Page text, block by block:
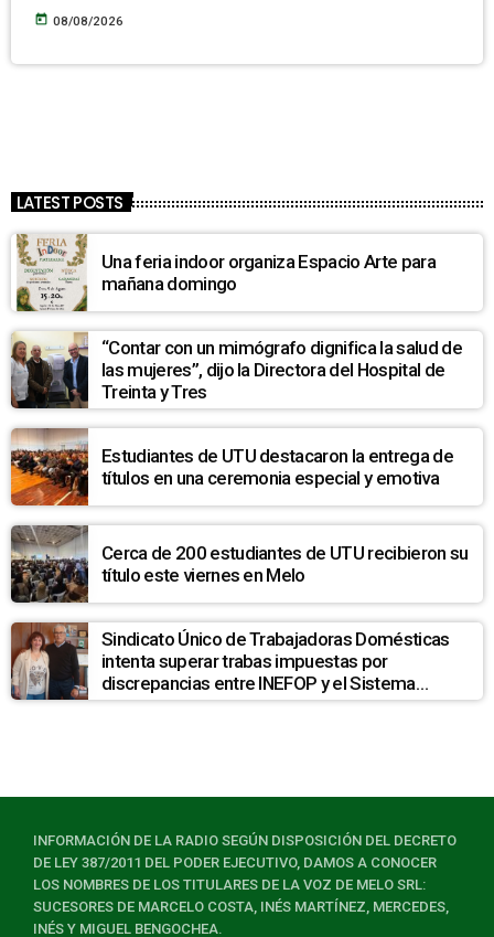
today 08/08/2026
LATEST POSTS
Una feria indoor organiza Espacio Arte para
mañana domingo
“Contar con un mimógrafo dignifica la salud de
las mujeres”, dijo la Directora del Hospital de
Treinta y Tres
Estudiantes de UTU destacaron la entrega de
títulos en una ceremonia especial y emotiva
Cerca de 200 estudiantes de UTU recibieron su
título este viernes en Melo
Sindicato Único de Trabajadoras Domésticas
intenta superar trabas impuestas por
discrepancias entre INEFOP y el Sistema
Nacional de Cuidados
INFORMACIÓN DE LA RADIO SEGÚN DISPOSICIÓN DEL DECRETO
DE LEY 387/2011 DEL PODER EJECUTIVO, DAMOS A CONOCER
LOS NOMBRES DE LOS TITULARES DE LA VOZ DE MELO SRL:
SUCESORES DE MARCELO COSTA, INÉS MARTÍNEZ, MERCEDES,
INÉS Y MIGUEL BENGOCHEA.